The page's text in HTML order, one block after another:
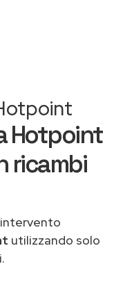
Hotpoint
ricambi
utilizzando solo